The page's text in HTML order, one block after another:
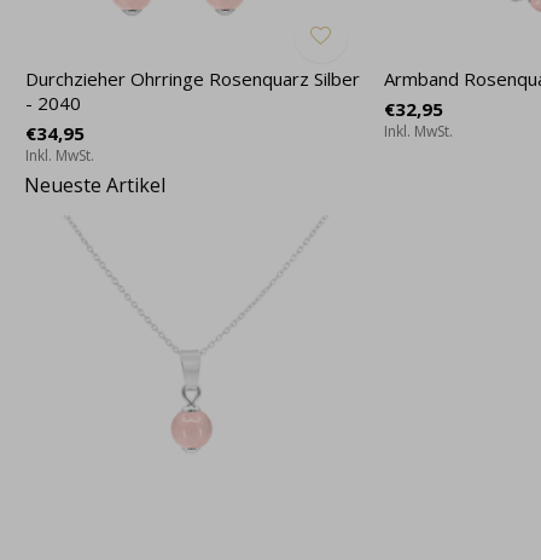
Durchzieher Ohrringe Rosenquarz Silber
- 2040
€34,95
Inkl. MwSt.
Armband
€32,95
Inkl. MwSt.
Neueste Artikel